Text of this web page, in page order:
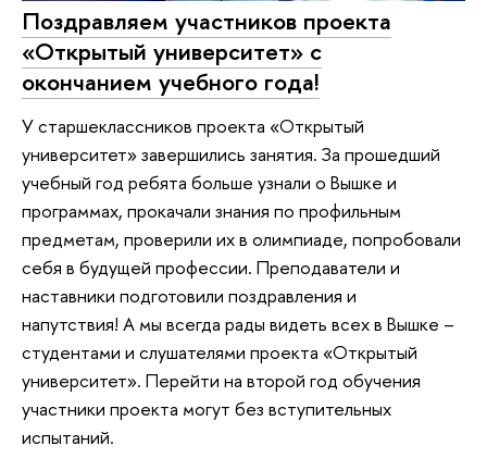
Поздравляем участников проекта
«Открытый университет» с
окончанием учебного года!
У старшеклассников проекта «Открытый
университет» завершились занятия. За прошедший
учебный год ребята больше узнали о Вышке и
программах, прокачали знания по профильным
предметам, проверили их в олимпиаде, попробовали
себя в будущей профессии. Преподаватели и
наставники подготовили поздравления и
напутствия! А мы всегда рады видеть всех в Вышке –
студентами и слушателями проекта «Открытый
университет». Перейти на второй год обучения
участники проекта могут без вступительных
испытаний.